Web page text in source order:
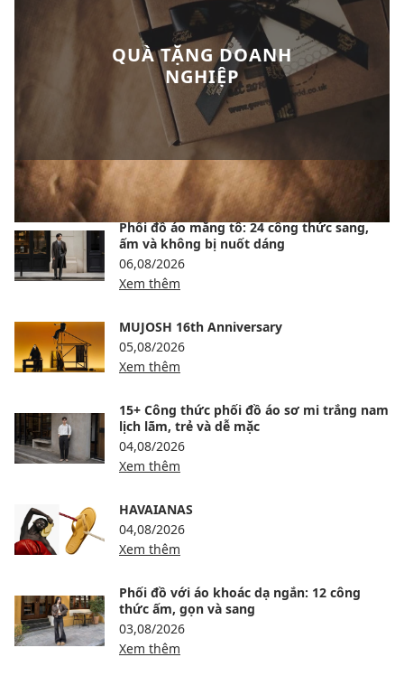
QUÀ TẶNG DOANH
NGHIỆP
BÀI VIẾT NỔI BẬT
Phối đồ áo măng tô: 24 công thức sang,
ấm và không bị nuốt dáng
06,08/2026
Xem thêm
MUJOSH 16th Anniversary
05,08/2026
Xem thêm
15+ Công thức phối đồ áo sơ mi trắng nam
lịch lãm, trẻ và dễ mặc
04,08/2026
Xem thêm
HAVAIANAS
04,08/2026
Xem thêm
Phối đồ với áo khoác dạ ngắn: 12 công
thức ấm, gọn và sang
03,08/2026
Xem thêm